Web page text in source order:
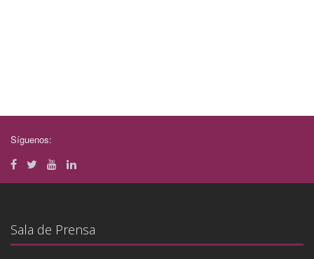
Síguenos:
Sala de Prensa